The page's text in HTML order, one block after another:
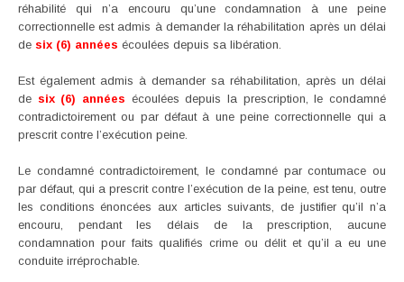
réhabilité qui n’a encouru qu’une condamnation à une peine
correctionnelle est admis à demander la réhabilitation après un délai
de six (6) années écoulées depuis sa libération.
Est également admis à demander sa réhabilitation, après un délai
de six (6) années écoulées depuis la prescription, le condamné
contradictoirement ou par défaut à une peine correctionnelle qui a
prescrit contre l’exécution peine.
Le condamné contradictoirement, le condamné par contumace ou
par défaut, qui a prescrit contre l’exécution de la peine, est tenu, outre
les conditions énoncées aux articles suivants, de justifier qu’il n’a
encouru, pendant les délais de la prescription, aucune
condamnation pour faits qualifiés crime ou délit et qu’il a eu une
conduite irréprochable.